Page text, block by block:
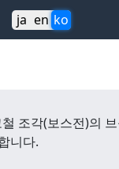
ja en ko
조각(보스전)의
니다.